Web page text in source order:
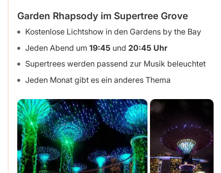
Garden Rhapsody im Supertree Grove
Kostenlose Lichtshow in den Gardens by the Bay
Jeden Abend um 19:45und 20:45 Uhr
Supertrees werden passend zur Musik beleuchtet
Jeden Monat gibt es ein anderes Thema